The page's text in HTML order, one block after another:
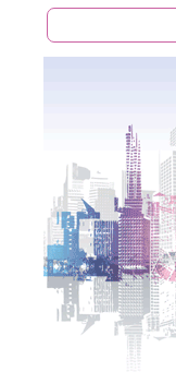
Пошукова форма
Пошук